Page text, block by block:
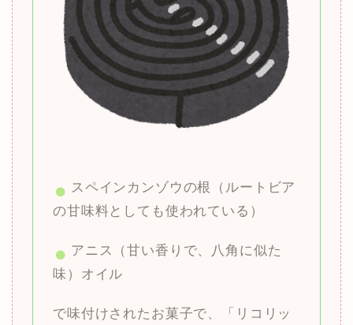
スペインカンゾウの根（ルートビア
の甘味料としても使われている）
アニス（甘い香りで、八角に似た
味）オイル
で味付けされたお菓子で、「リコリッ